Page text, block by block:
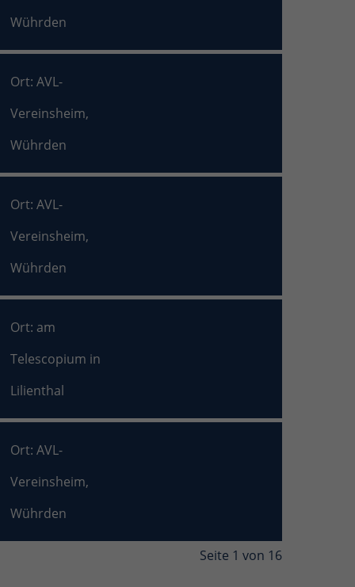
Wührden
Ort: AVL-
Vereinsheim,
Wührden
Ort: AVL-
Vereinsheim,
Wührden
Ort: am
Telescopium in
Lilienthal
Ort: AVL-
Vereinsheim,
Wührden
Seite 1 von 16